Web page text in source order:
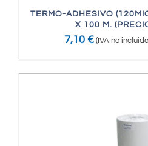
TERMO-ADHESIVO
X 100 M.
7,10 € (IVA no